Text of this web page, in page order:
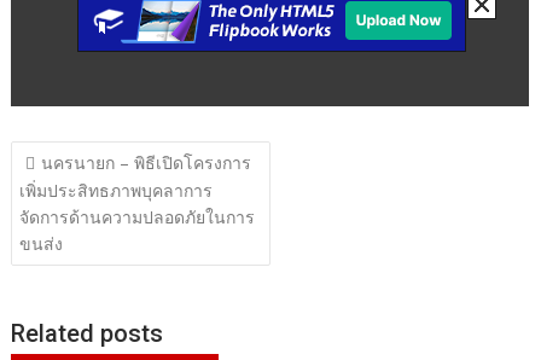
แนะแนว
เรื่อง
นครนายก – พิธีเปิดโครงการ
เพิ่มประสิทธภาพบุคลาการ
จัดการด้านความปลอดภัยในการ
ขนส่ง
Related posts